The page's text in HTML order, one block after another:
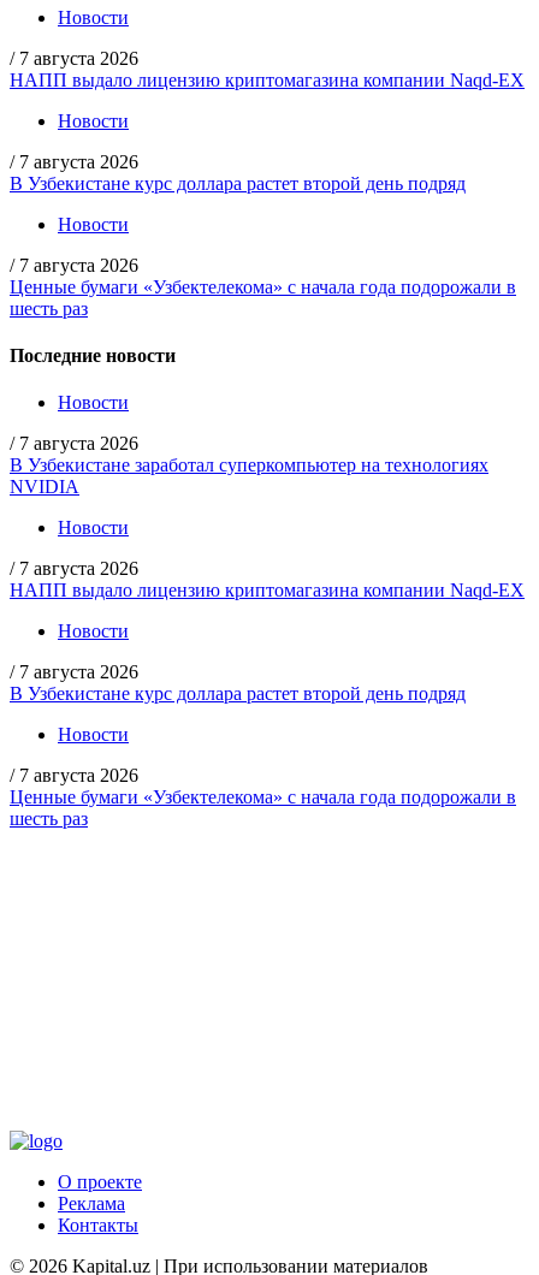
Новости
/ 7 августа 2026
НАПП выдало лицензию криптомагазина компании Naqd-EX
Новости
/ 7 августа 2026
В Узбекистане курс доллара растет второй день подряд
Новости
/ 7 августа 2026
Ценные бумаги «Узбектелекома» с начала года подорожали в
шесть раз
Последние новости
Новости
/ 7 августа 2026
В Узбекистане заработал суперкомпьютер на технологиях
NVIDIA
Новости
/ 7 августа 2026
НАПП выдало лицензию криптомагазина компании Naqd-EX
Новости
/ 7 августа 2026
В Узбекистане курс доллара растет второй день подряд
Новости
/ 7 августа 2026
Ценные бумаги «Узбектелекома» с начала года подорожали в
шесть раз
О проекте
Реклама
Контакты
© 2026 Kapital.uz | При использовании материалов